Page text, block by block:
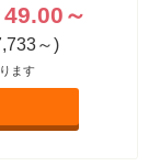
～
～)
ます